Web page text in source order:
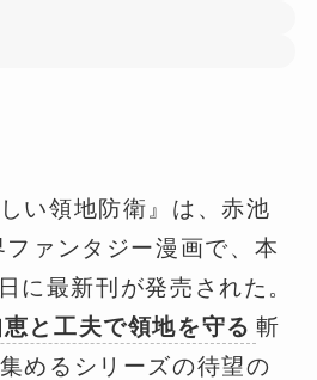
い領地防衛』は、赤池
ァンタジー漫画で、本
に最新刊が発売された。
と工夫で領地を守る 斬
めるシリーズの待望の